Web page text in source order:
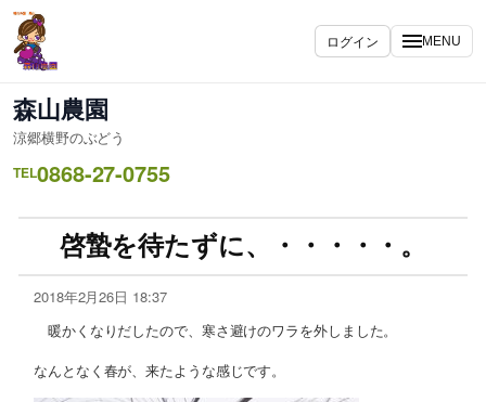
ログイン MENU
森山農園
涼郷横野のぶどう
TEL0868-27-0755
啓蟄を待たずに、・・・・・。
2018年2月26日 18:37
暖かくなりだしたので、寒さ避けのワラを外しました。
なんとなく春が、来たような感じです。